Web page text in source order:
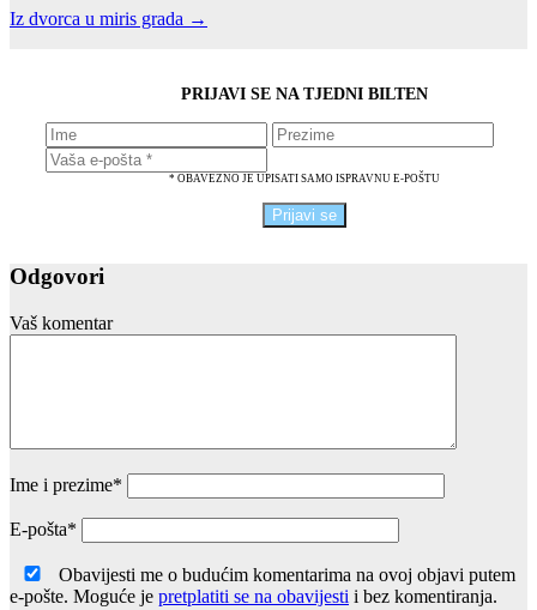
Iz dvorca u miris grada →
PRIJAVI SE NA TJEDNI BILTEN
* OBAVEZNO JE UPISATI SAMO ISPRAVNU E-POŠTU
Odgovori
Vaš komentar
Ime i prezime*
E-pošta*
Obavijesti me o budućim komentarima na ovoj objavi putem
e-pošte. Moguće je pretplatiti se na obavijesti i bez komentiranja.